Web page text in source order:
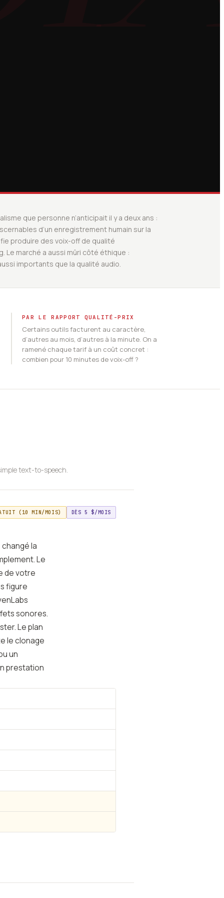
que personne n’anticipait il y a deux ans :
d’un enregistrement humain sur la
produire des voix-off de qualité
marché a aussi mûri côté éthique :
importants que la qualité audio.
PAR LE RAPPORT QUALITÉ-PRIX
Certains outils facturent au caractère,
d’autres au mois, d’autres à la minute. On a
ramené chaque tarif à un coût concret :
combien pour 10 minutes de voix-off ?
text-to-speech.
(10 MIN/MOIS) DÈS 5 $/MOIS
la
Le
de votre
figure
sonores.
Le plan
le clonage
un
prestation